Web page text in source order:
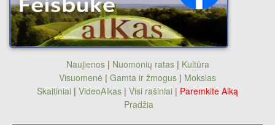
Naujienos| Nuomonių ratas| Kultūra
Visuomenė | Gamta ir žmogus | Mokslas
Skaitiniai | VideoAlkas | Visi rašiniai | Paremkite Alką
Pradžia